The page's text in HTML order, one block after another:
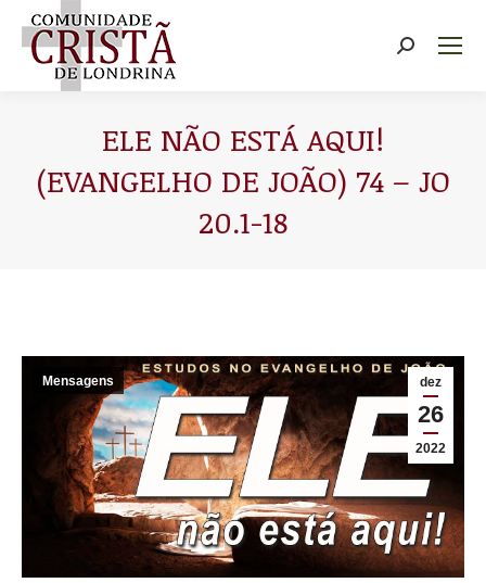
Buscar
ELE NÃO ESTÁ AQUI!
(EVANGELHO DE JOÃO) 74 – JO
20.1-18
dez
26
2022
Mensagens